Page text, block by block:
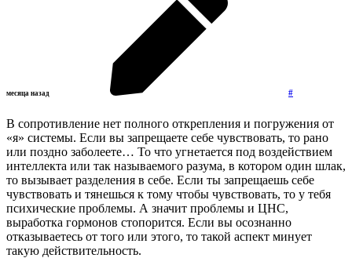
месяца назад #
В сопротивление нет полного открепления и погружения от
«я» системы. Если вы запрещаете себе чувствовать, то рано
или поздно заболеете… То что угнетается под воздействием
интеллекта или так называемого разума, в котором один шлак,
то вызывает разделения в себе. Если ты запрещаешь себе
чувствовать и тянешься к тому чтобы чувствовать, то у тебя
психические проблемы. А значит проблемы и ЦНС,
выработка гормонов стопорится. Если вы осознанно
отказываетесь от того или этого, то такой аспект минует
такую действительность.